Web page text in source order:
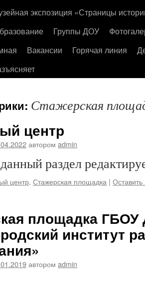
экспозиция «Страницы
Группы ДОУ
Вакансии Горячая линия
Стажерская
центр
автором admin
раздел
центр, Стажерская площадка |
площадка
институт
автором admin